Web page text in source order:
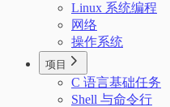
Linux 系统编程
网络
操作系统
项目
C 语言基础任务
Shell 与命令行